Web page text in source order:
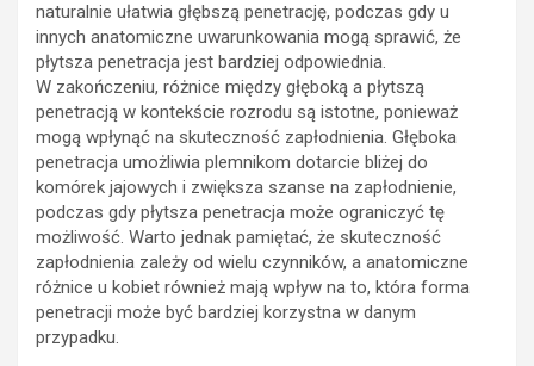
naturalnie ułatwia głębszą penetrację, podczas gdy u
innych anatomiczne uwarunkowania mogą sprawić, że
płytsza penetracja jest bardziej odpowiednia.
W zakończeniu, różnice między głęboką a płytszą
penetracją w kontekście rozrodu są istotne, ponieważ
mogą wpłynąć na skuteczność zapłodnienia. Głęboka
penetracja umożliwia plemnikom dotarcie bliżej do
komórek jajowych i zwiększa szanse na zapłodnienie,
podczas gdy płytsza penetracja może ograniczyć tę
możliwość. Warto jednak pamiętać, że skuteczność
zapłodnienia zależy od wielu czynników, a anatomiczne
różnice u kobiet również mają wpływ na to, która forma
penetracji może być bardziej korzystna w danym
przypadku.